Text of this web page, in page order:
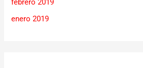
febrero 2019
enero 2019